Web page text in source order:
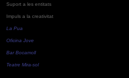
Suport a les entitats
Impuls a la creativitat
La Pua
Oficina Jove
Bar Bocamoll
Teatre Mira-sol